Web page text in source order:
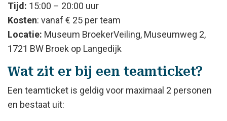
Tijd: 15:00 – 20:00 uur
Kosten: vanaf € 25 per team
Locatie: Museum BroekerVeiling, Museumweg 2,
1721 BW Broek op Langedijk
Wat zit er bij een teamticket?
Een teamticket is geldig voor maximaal 2 personen
en bestaat uit: